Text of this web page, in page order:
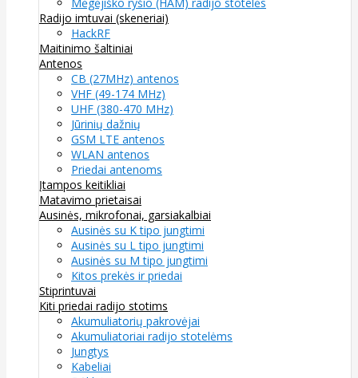
Radijo imtuvai (skeneriai)
HackRF
Maitinimo šaltiniai
Antenos
CB (27MHz) antenos
VHF (49-174 MHz)
UHF (380-470 MHz)
Jūrinių dažnių
GSM LTE antenos
WLAN antenos
Priedai antenoms
Įtampos keitikliai
Matavimo prietaisai
Ausinės, mikrofonai, garsiakalbiai
Ausinės su K tipo jungtimi
Ausinės su L tipo jungtimi
Ausinės su M tipo jungtimi
Kitos prekės ir priedai
Stiprintuvai
Kiti priedai radijo stotims
Akumuliatorių pakrovėjai
Akumuliatoriai radijo stotelėms
Jungtys
Kabeliai